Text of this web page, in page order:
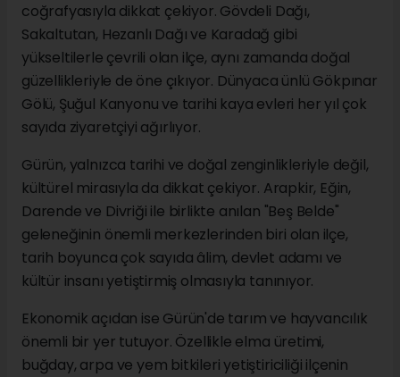
coğrafyasıyla dikkat çekiyor. Gövdeli Dağı,
Sakaltutan, Hezanlı Dağı ve Karadağ gibi
yükseltilerle çevrili olan ilçe, aynı zamanda doğal
güzellikleriyle de öne çıkıyor. Dünyaca ünlü Gökpınar
Gölü, Şuğul Kanyonu ve tarihi kaya evleri her yıl çok
sayıda ziyaretçiyi ağırlıyor.
Gürün, yalnızca tarihi ve doğal zenginlikleriyle değil,
kültürel mirasıyla da dikkat çekiyor. Arapkir, Eğin,
Darende ve Divriği ile birlikte anılan "Beş Belde"
geleneğinin önemli merkezlerinden biri olan ilçe,
tarih boyunca çok sayıda âlim, devlet adamı ve
kültür insanı yetiştirmiş olmasıyla tanınıyor.
Ekonomik açıdan ise Gürün'de tarım ve hayvancılık
önemli bir yer tutuyor. Özellikle elma üretimi,
buğday, arpa ve yem bitkileri yetiştiriciliği ilçenin